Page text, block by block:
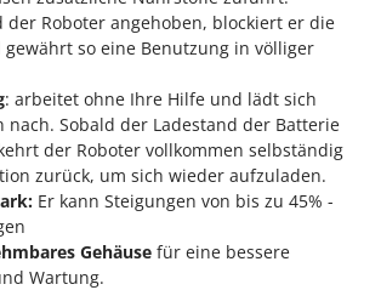
der Roboter angehoben, blockiert er die
gewährt so eine Benutzung in völliger
: arbeitet ohne Ihre Hilfe und lädt sich
nach. Sobald der Ladestand der Batterie
der Roboter vollkommen selbständig
zurück, um sich wieder aufzuladen.
Er kann Steigungen von bis zu 45% -
Gehäuse für eine bessere
Wartung.